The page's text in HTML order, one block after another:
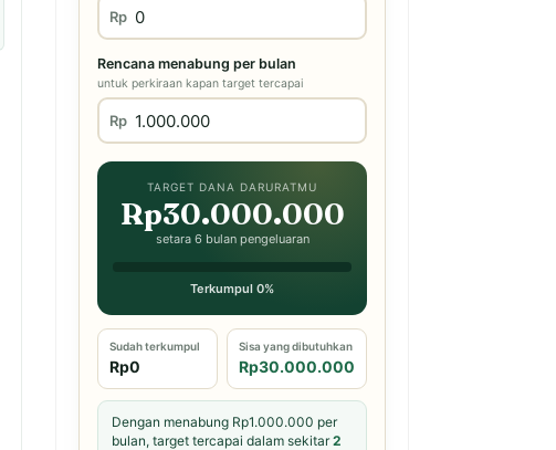
Rp
Rencana menabung per bulan
untuk perkiraan kapan target tercapai
Rp
TARGET DANA DARURATMU
Rp30.000.000
setara 6 bulan pengeluaran
Terkumpul 0%
Sudah terkumpul
Rp0
Sisa yang dibutuhkan
Rp30.000.000
Dengan menabung Rp1.000.000 per
bulan, target tercapai dalam sekitar2